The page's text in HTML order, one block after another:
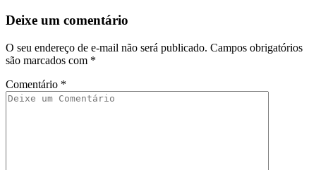
Deixe um comentário
O seu endereço de e-mail não será publicado. Campos obrigatórios
são marcados com *
Comentário *